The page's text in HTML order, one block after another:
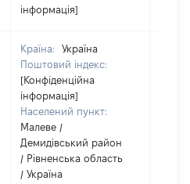
інформація]
Країна:
Україна
Поштовий індекс:
[Конфіденційна
інформація]
Населений пункт:
Малеве /
Демидівський район
/ Рівненська область
/ Україна